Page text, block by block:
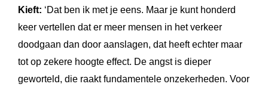
Kieft: ‘Dat ben ik met je eens. Maar je kunt honderd
keer vertellen dat er meer mensen in het verkeer
doodgaan dan door aanslagen, dat heeft echter maar
tot op zekere hoogte effect. De angst is dieper
geworteld, die raakt fundamentele onzekerheden. Voor